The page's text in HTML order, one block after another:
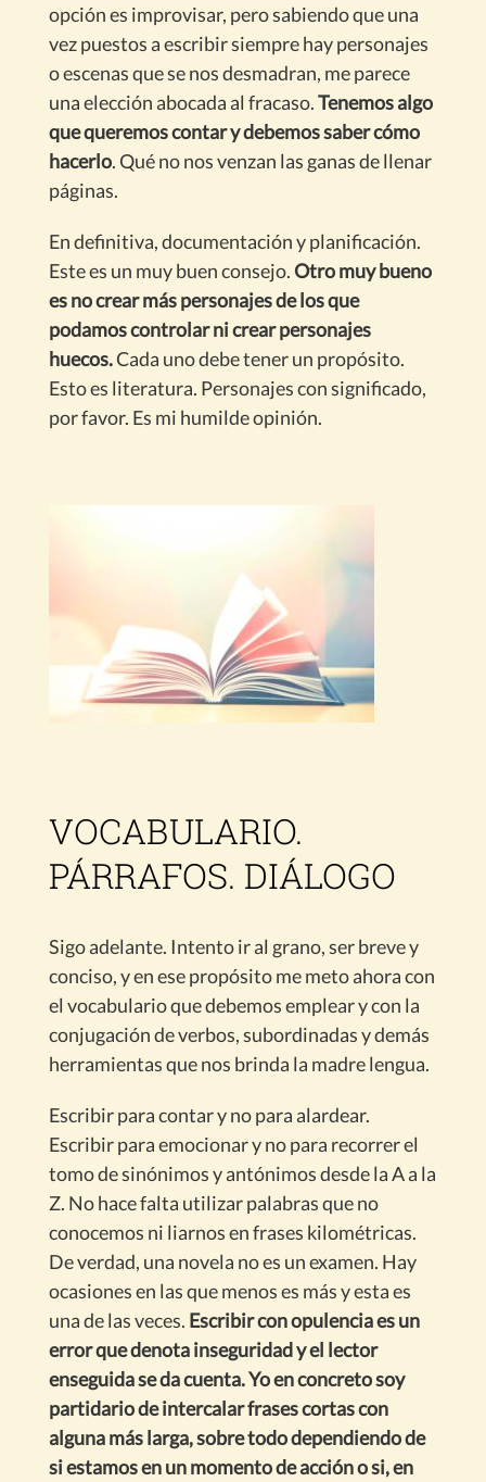
opción es improvisar, pero sabiendo que una
vez puestos a escribir siempre hay personajes
o escenas que se nos desmadran, me parece
una elección abocada al fracaso.Tenemos algo
que queremos contar y debemos saber cómo
hacerlo. Qué no nos venzan las ganas de llenar
páginas.
En definitiva, documentación y planificación.
Este es un muy buen consejo. Otro muy bueno
es no crear más personajes de los que
podamos controlar ni crear personajes
huecos.Cada uno debe tener un propósito.
Esto es literatura. Personajes con significado,
por favor. Es mi humilde opinión.
VOCABULARIO.
PÁRRAFOS. DIÁLOGO
Sigo adelante. Intento ir al grano, ser breve y
conciso, y en ese propósito me meto ahora con
el vocabulario que debemos emplear y con la
conjugación de verbos, subordinadas y demás
herramientas que nos brinda la madre lengua.
Escribir para contar y no para alardear.
Escribir para emocionar y no para recorrer el
tomo de sinónimos y antónimos desde la A a la
Z. No hace falta utilizar palabras que no
conocemos ni liarnos en frases kilométricas.
De verdad, una novela no es un examen. Hay
ocasiones en las que menos es más y esta es
una de las veces. Escribir con opulencia es un
error que denota inseguridad y el lector
enseguida se da cuenta. Yo en concreto soy
partidario de intercalar frases cortas con
alguna más larga, sobre todo dependiendo de
si estamos en un momento de acción o si, en